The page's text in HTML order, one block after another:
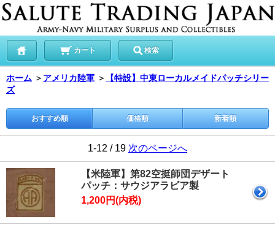
カート 検索
ホーム ＞ アメリカ陸軍 ＞
【特設】中東ローカルメイドパッチシリー
ズ
おすすめ順 価格順 新着順
1-12 / 19 次のページへ
【米陸軍】第82空挺師団デザート
パッチ：サウジアラビア製
1,200円(内税)